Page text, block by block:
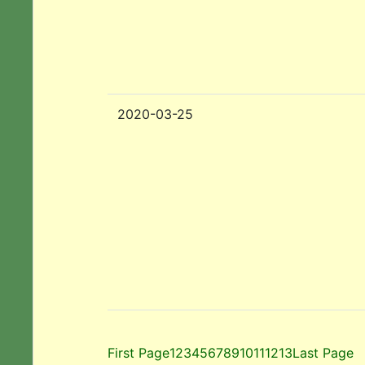
2020-03-25
First Page12345678910111213Last Page